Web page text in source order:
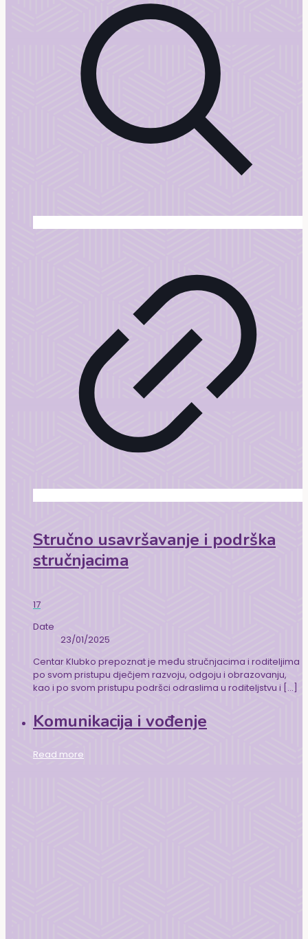
Stručno usavršavanje i podrška
stručnjacima
17
Date
23/01/2025
Centar Klubko prepoznat je među stručnjacima i roditeljima
po svom pristupu dječjem razvoju, odgoju i obrazovanju,
kao i po svom pristupu podršci odraslima u roditeljstvu i […]
Komunikacija i vođenje
Read more